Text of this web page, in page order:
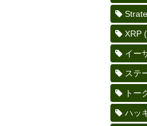
XRP
イー
ステ
トー
ハッ